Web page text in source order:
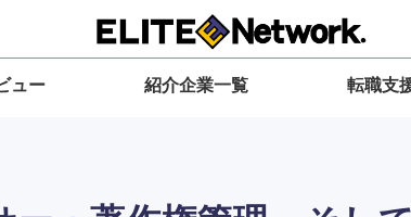
ュー 紹介企業一覧 転職支